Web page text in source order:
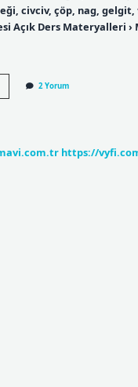
civciv, çöp, nag, gelgit,
Açık Ders Materyalleri
2 Yorum
https://